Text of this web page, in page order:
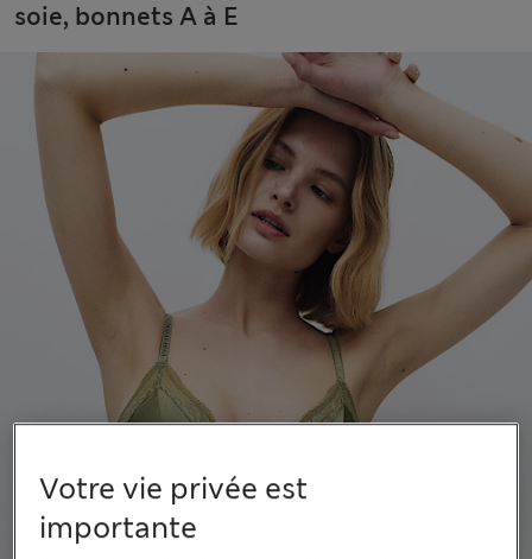
soie, bonnets A à E
Votre vie privée est
importante